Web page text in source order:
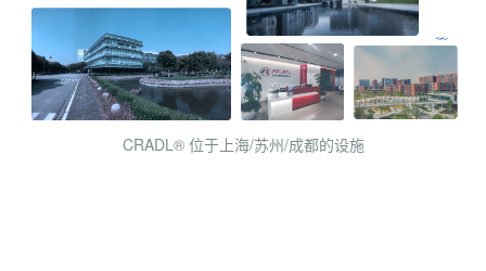
CRADL® 位于上海/苏州/成都的设施